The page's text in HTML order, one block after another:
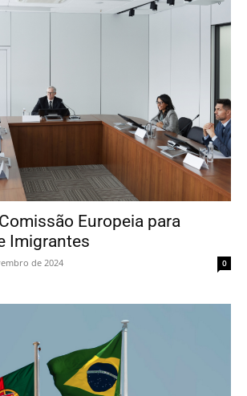
Europeia para
Imigrantes
de 2024 0